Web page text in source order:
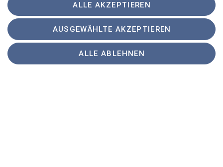
ALLE AKZEPTIEREN
AUSGEWÄHLTE AKZEPTIEREN
ALLE ABLEHNEN